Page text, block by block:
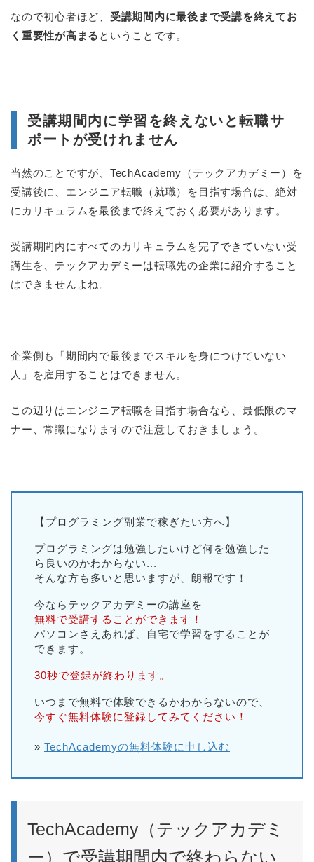
なので初心者ほど、 受講期間内に最後まで受講を終えてお
く重要性が高まる ということです。
受講期間内に学習を終えないと転職サ
ポートが受けれません
当然のことですが、TechAcademy（テックアカデミー）を
受講後に、エンジニア転職（就職）を目指す場合は、絶対
にカリキュラムを最後まで終えておく必要があります。
受講期間内にすべてのカリキュラムを完了できていない受
講生を、テックアカデミーは転職先の企業に紹介すること
はできませんよね。
企業側も「期間内で最後までスキルを身につけていない
人」を雇用することはできません。
この辺りはエンジニア転職を目指す場合なら、最低限のマ
ナー、常識になりますので注意しておきましょう。
【プログラミング副業で稼ぎたい方へ】
プログラミングは勉強したいけど何を勉強した
ら良いのかわからない...
そんな方も多いと思いますが、朗報です！
今ならテックアカデミーの講座を
無料で受講することができます！
パソコンさえあれば、自宅で学習をすることが
できます。
30秒で登録が終わります。
いつまで無料で体験できるかわからないので、
今すぐ無料体験に登録してみてください！
» TechAcademyの無料体験に申し込む
TechAcademy（テックアカデミ
ー）で受講期間内で終わらない